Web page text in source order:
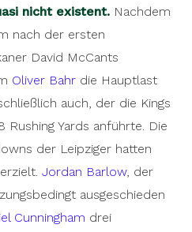
nicht existent.Nachdem
nach der ersten
David McCants
Oliver Bahrdie Hauptlast
auch, der die Kings
Yards anführte. Die
der Leipziger hatten
Jordan Barlow, der
ausgeschieden
Cunningham drei